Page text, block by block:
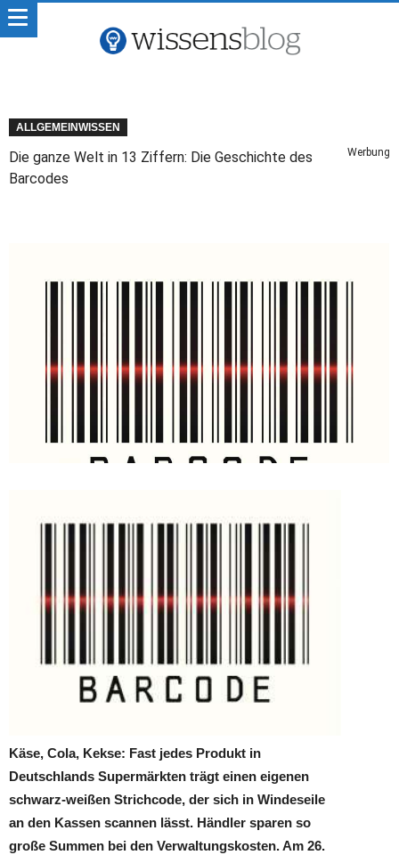
ALLGEMEINWISSEN
Die ganze Welt in 13 Ziffern: Die Geschichte des
Barcodes
Werbung
Käse, Cola, Kekse: Fast jedes Produkt in
Deutschlands Supermärkten trägt einen eigenen
schwarz-weißen Strichcode, der sich in Windeseile
an den Kassen scannen lässt. Händler sparen so
große Summen bei den Verwaltungskosten. Am 26.